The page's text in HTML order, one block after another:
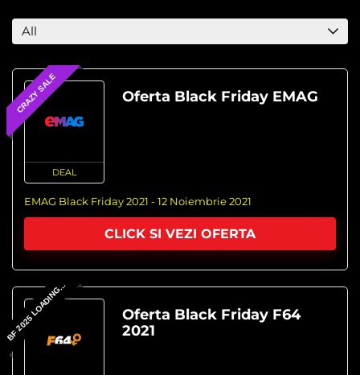
All
CRAZY SALE
DEAL
Oferta Black Friday EMAG
EMAG Black Friday 2021 - 12 Noiembrie 2021
CLICK SI VEZI OFERTA
BF 2025 LOADING...
Oferta Black Friday F64
2021